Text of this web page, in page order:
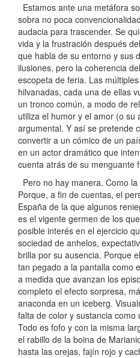
Estamos ante una metáfora
sobra no poca
audacia para trascender. Se
vida y la frustración después
que habla de su entorno y sus
ilusiones, pero la coherencia
escopeta de feria. Las
hilvanadas, cada una de ellas
un tronco común, a modo de
utiliza el humor y el amor (o su
argumental. Y así se pretende
convertir a un cómico de un
en un actor dramático que
cuenta atrás de su menguante
Pero no hay manera. Como
Porque, a fin de cuentas, el
España de la que algunos
es el vigente germen de los
posible interés en el ejercicio
sociedad de anhelos,
brilla por su ausencia. Porque
tan pegado a la pantalla como
a medida que avanzan los
completo el efecto sorpresa,
anaconda en un iceberg.
falta de color y sustancia
Todo es fofo y con la misma
el rabillo de la boina de
hasta las orejas, fajín rojo y